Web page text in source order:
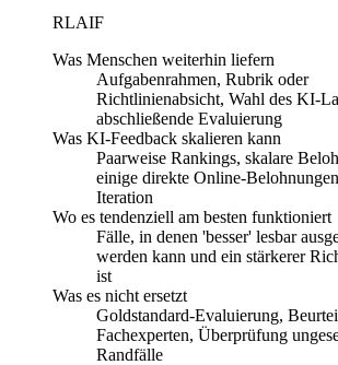
RLAIF
Was Menschen weiterhin liefern
Aufgabenrahmen, Rubrik oder
Richtlinienabsicht, Wahl des KI-
abschließende Evaluierung
Was KI-Feedback skalieren kann
Paarweise Rankings, skalare
einige direkte Online-
Iteration
Wo es tendenziell am besten funktioniert
Fälle, in denen 'besser' lesbar
werden kann und ein stärkerer
ist
Was es nicht ersetzt
Goldstandard-Evaluierung,
Fachexperten, Überprüfung
Randfälle